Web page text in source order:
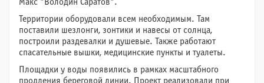
Макс "Володин Саратов".
Территории оборудовали всем необходимым. Там
поставили шезлонги, зонтики и навесы от солнца,
построили раздевалки и душевые. Также работают
спасательные вышки, медицинские пункты и туалеты.
Площадки у воды появились в рамках масштабного
продления береговой линии. Проект реализовали при